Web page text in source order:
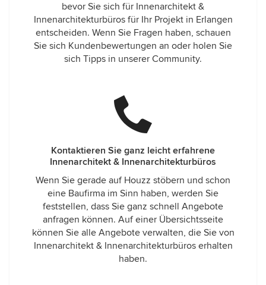
bevor Sie sich für Innenarchitekt &
Innenarchitekturbüros für Ihr Projekt in Erlangen
entscheiden. Wenn Sie Fragen haben, schauen
Sie sich Kundenbewertungen an oder holen Sie
sich Tipps in unserer Community.
Kontaktieren Sie ganz leicht erfahrene
Innenarchitekt & Innenarchitekturbüros
Wenn Sie gerade auf Houzz stöbern und schon
eine Baufirma im Sinn haben, werden Sie
feststellen, dass Sie ganz schnell Angebote
anfragen können. Auf einer Übersichtsseite
können Sie alle Angebote verwalten, die Sie von
Innenarchitekt & Innenarchitekturbüros erhalten
haben.